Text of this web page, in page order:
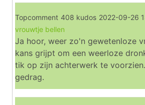
Topcomment 408 kudos 2022-09-26
vrouwtje bellen
Ja hoor, weer zo'n gewetenloze
kans grijpt om een weerloze
tik op zijn achterwerk te
gedrag.